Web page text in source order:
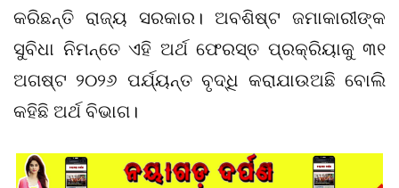
କରିଛନ୍ତି ରାଜ୍ୟ ସରକାର। ଅବଶିଷ୍ଟ ଜମାକାରୀଙ୍କ
ସୁବିଧା ନିମନ୍ତେ ଏହି ଅର୍ଥ ଫେରସ୍ତ ପ୍ରକ୍ରିୟାକୁ ୩୧
ଅଗଷ୍ଟ ୨୦୨୬ ପର୍ଯ୍ୟନ୍ତ ବୃଦ୍ଧି କରାଯାଉଅଛି ବୋଲି
କହିଛି ଅର୍ଥ ବିଭାଗ।